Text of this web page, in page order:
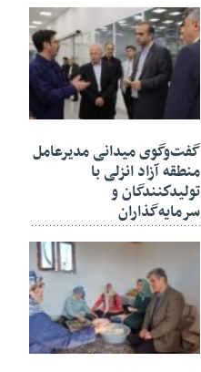
گفت‌وگوی میدانی مدیرعامل
منطقه آزاد انزلی با
تولیدكنندگان و
سرمایه‌گذاران
۲۷ بهمن ۱۴۰۴